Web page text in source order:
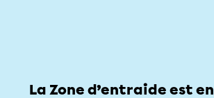
La Zone d’entraide est